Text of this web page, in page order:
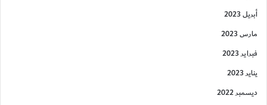
أبريل 2023
مارس 2023
فبراير 2023
يناير 2023
ديسمبر 2022